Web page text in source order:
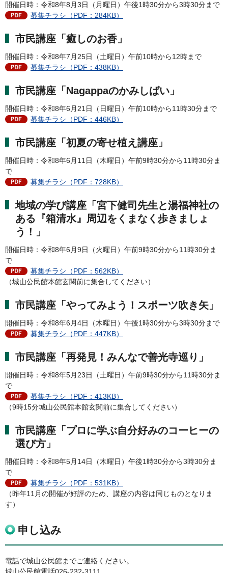
開催日時：令和8年8月3日（月曜日）午後1時30分から3時30分まで
募集チラシ（PDF：284KB）
市民講座「癒しのお香」
開催日時：令和8年7月25日（土曜日）午前10時から12時まで
募集チラシ（PDF：438KB）
市民講座「Nagappaのかみしばい」
開催日時：令和8年6月21日（日曜日）午前10時から11時30分まで
募集チラシ（PDF：446KB）
市民講座「初夏の寄せ植え講座」
開催日時：令和8年6月11日（木曜日）午前9時30分から11時30分ま
で
募集チラシ（PDF：728KB）
地域の学び講座「宮下健司先生と湯福神社の
ある『箱清水』周辺をくまなく歩きましょ
う！」
開催日時：令和8年6月9日（火曜日）午前9時30分から11時30分ま
で
募集チラシ（PDF：562KB）
（城山公民館本館玄関前に集合してください）
市民講座「やってみよう！スポーツ吹き矢」
開催日時：令和8年6月4日（木曜日）午後1時30分から3時30分まで
募集チラシ（PDF：447KB）
市民講座「再発見！みんなで善光寺巡り」
開催日時：令和8年5月23日（土曜日）午前9時30分から11時30分ま
で
募集チラシ（PDF：413KB）
（9時15分城山公民館本館玄関前に集合してください）
市民講座「プロに学ぶ自分好みのコーヒーの
選び方」
開催日時：令和8年5月14日（木曜日）午後1時30分から3時30分ま
で
募集チラシ（PDF：531KB）
（昨年11月の開催が好評のため、講座の内容は同じものとなりま
す）
申し込み
電話で城山公民館までご連絡ください。